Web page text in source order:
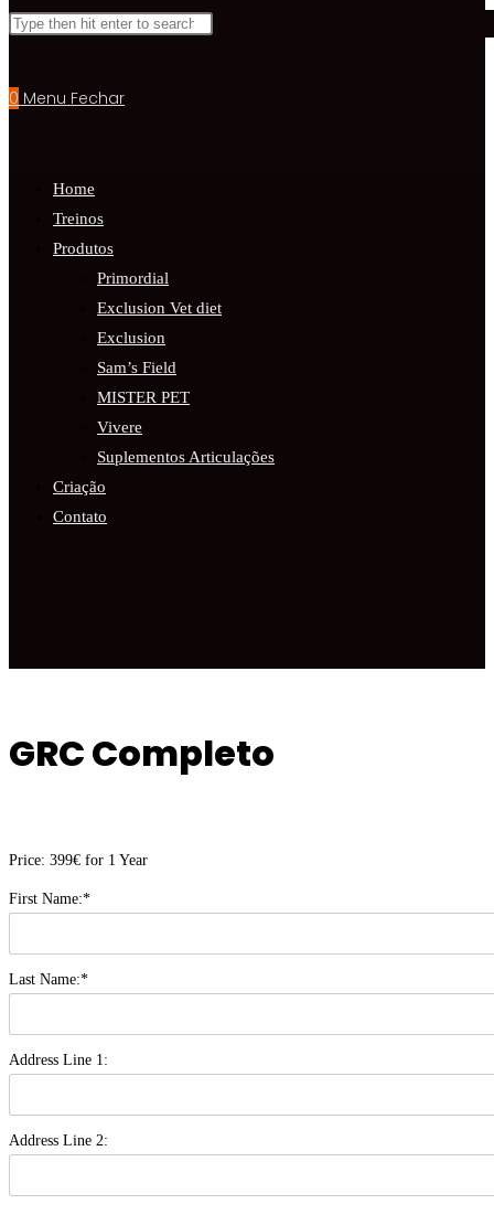
0 Menu Fechar
Home
Treinos
Produtos
Primordial
Exclusion Vet diet
Exclusion
Sam’s Field
MISTER PET
Vivere
Suplementos Articulações
Criação
Contato
GRC Completo
Price: 399€ for 1 Year
First Name:*
Last Name:*
Address Line 1:
Address Line 2: